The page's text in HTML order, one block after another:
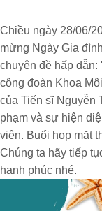
Chiều ngày 28/06/
mừng Ngày Gia
chuyên đề hấp
công đoàn Khoa
của Tiến sĩ Nguyễn
phạm và sự hiện
viên. Buổi họp mặt
Chúng ta hãy tiếp
hạnh phúc nhé.